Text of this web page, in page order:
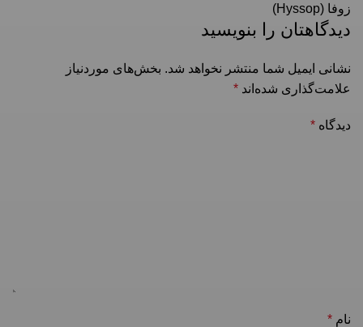
زوفا (Hyssop)
دیدگاهتان را بنویسید
نشانی ایمیل شما منتشر نخواهد شد. بخش‌های موردنیاز
علامت‌گذاری شده‌اند *
دیدگاه *
نام *